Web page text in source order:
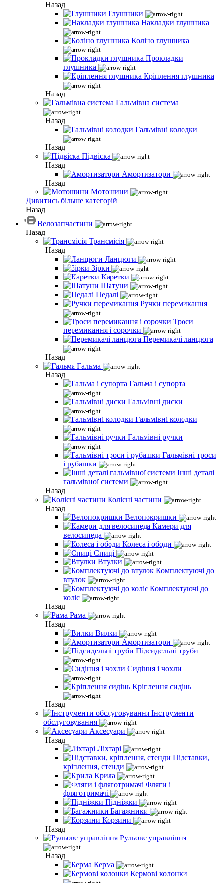
Назад
Глушники
Накладки глушника
Коліно глушника
Прокладки
глушника
Кріплення глушника
Назад
Гальмівна система
Назад
Гальмівні колодки
Назад
Підвіска
Назад
Амортизатори
Назад
Мотошини
Дивитись більше категорій
Назад
Велозапчастини
Назад
Трансмісія
Назад
Ланцюги
Зірки
Каретки
Шатуни
Педалі
Ручки перемикання
Троси
перемикання і сорочки
Перемикачі ланцюга
Назад
Гальма
Назад
Гальма і супорта
Гальмівні диски
Гальмівні колодки
Гальмівні ручки
Гальмівні троси
і рубашки
Інші деталі
гальмівної системи
Назад
Колісні частини
Назад
Велопокришки
Камери для
велосипеда
Колеса і ободи
Спиці
Втулки
Комплектуючі до
втулок
Комплектуючі до
коліс
Назад
Рама
Назад
Вилки
Амортизатори
Підсидельні труби
Сидіння і чохли
Кріплення сидінь
Назад
Інструменти
обслуговування
Аксесуари
Назад
Ліхтарі
Підставки,
кріплення, стенди
Крила
Фляги і
фляготримачі
Підніжки
Багажники
Корзини
Назад
Рульове управління
Назад
Керма
Кермові колонки